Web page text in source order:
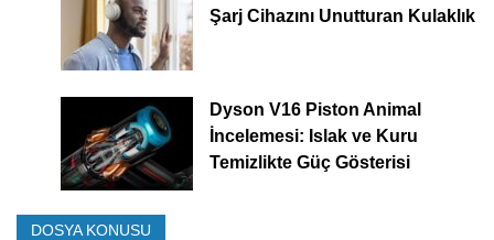
Şarj Cihazını Unutturan Kulaklık
Dyson V16 Piston Animal
İncelemesi: Islak ve Kuru
Temizlikte Güç Gösterisi
DOSYA KONUSU